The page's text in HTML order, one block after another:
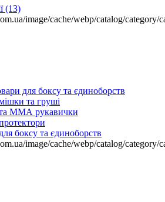
(13)
image/cache/webp/catalog/category/
для боксу та єдиноборств
та груші
та ММА рукавички
боксу та єдиноборств
image/cache/webp/catalog/category/